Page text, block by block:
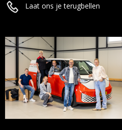
Laat ons je terugbellen